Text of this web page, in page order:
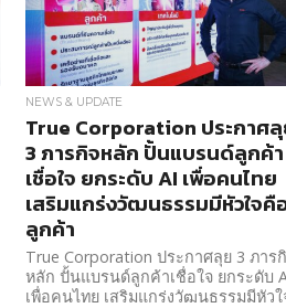
NEWS & UPDATE
True Corporation ประกาศ
3 ภารกิจหลัก ปั้นแบรนด์ลูกค้า
เชื่อใจ ยกระดับ AI เพื่อคนไทย
เสริมแกร่งวัฒนธรรมมีหัวใจคื
ลูกค้า
True Corporation ประกาศลุย 3 ภาร
หลัก ปั้นแบรนด์ลูกค้าเชื่อใจ ยกระดับ
เพื่อคนไทย เสริมแกร่งวัฒนธรรมมีหัวใ